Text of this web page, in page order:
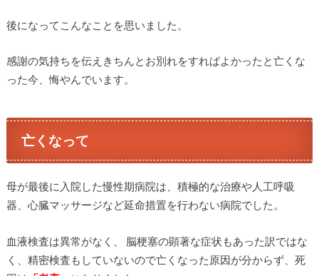
後になってこんなことを思いました。
感謝の気持ちを伝えきちんとお別れをすればよかったと亡くな
った今、悔やんでいます。
亡くなって
母が最後に入院した慢性期病院は、積極的な治療や人工呼吸
器、心臓マッサージなど延命措置を行わない病院でした。
血液検査は異常がなく、 脳梗塞の顕著な症状もあった訳ではな
く、精密検査もしていないので亡くなった原因が分からず、死